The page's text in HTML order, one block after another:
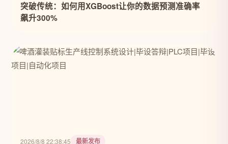
突破传统：如何用XGBoost让你的数据预测准确率
飙升300%
2026/8/8 22:38:45 最新发布